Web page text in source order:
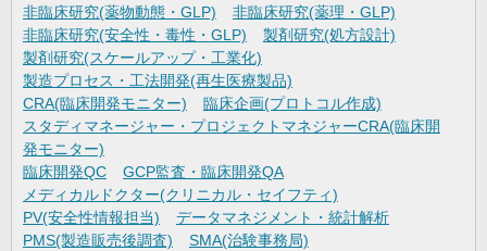
非臨床研究(薬物動態・GLP)
非臨床研究(薬理・GLP)
非臨床研究(安全性・毒性・GLP)
製剤研究(処方設計)
製剤研究(スケールアップ・工業化)
製造プロセス・工法開発(再生医療製品)
CRA(臨床開発モニター)
臨床企画(プロトコル作成)
スタディマネージャー・プロジェクトマネジャーCRA(臨床開
発モニター)
臨床開発QC
GCP監査・臨床開発QA
メディカルドクター(クリニカル・セイフティ)
PV(安全性情報担当)
データマネジメント・統計解析
PMS(製造販売後調査)
SMA(治験事務局)